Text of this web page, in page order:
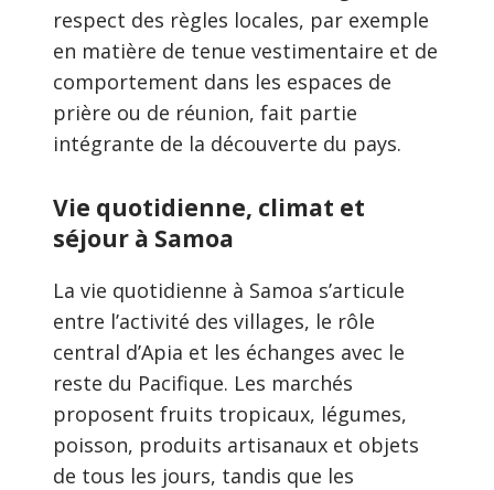
respect des règles locales, par exemple
en matière de tenue vestimentaire et de
comportement dans les espaces de
prière ou de réunion, fait partie
intégrante de la découverte du pays.
Vie quotidienne, climat et
séjour à Samoa
La vie quotidienne à Samoa s’articule
entre l’activité des villages, le rôle
central d’Apia et les échanges avec le
reste du Pacifique. Les marchés
proposent fruits tropicaux, légumes,
poisson, produits artisanaux et objets
de tous les jours, tandis que les